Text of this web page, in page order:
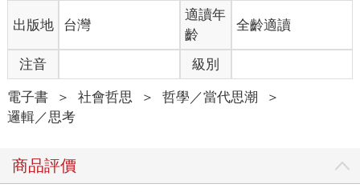
的玩家，史汀是這遊戲裡玩家隊伍「星光」的一員。史汀難以行
動，但可以打電玩。據他爸爸描述，在生命最後十年，他花了超
在《魔獸世界》裡，史汀可以像其他人一樣奔跑戰鬥。他等了幾
年，才讓隊友們知道自己真正的身體狀況。得知史汀的死訊，
「星光」在網路上籌措資金，支援玩家們前往挪威悼念。
荷蘭玩家羅夫斯描述他如何和史汀成為好朋友，當家長禁止自己
遊戲角色之一）時，要想像他奔跑和游泳的樣子，這些樣子對史
汀來說才是重要的。
出版地 台灣
適讀年
齡
全齡適讀
注音 級別
電子書 ＞ 社會哲思 ＞ 哲學／當代思潮
＞
邏輯／思考
商品評價